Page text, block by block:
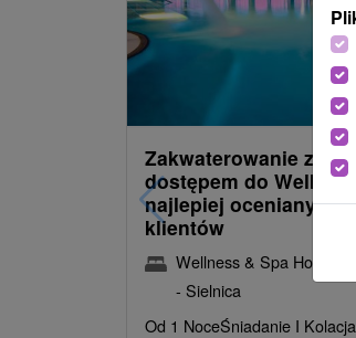
Zakwaterowanie z
dostępem do
najlepiej ocenianych
klientów
Wellness & Spa Hotel
- Sielnica
Od 1 NoceŚniadanie I Kolacja